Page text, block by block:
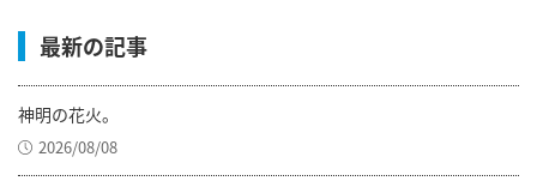
最新の記事
神明の花火。
2026/08/08